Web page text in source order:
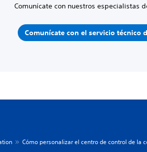
Comunícate con nuestros especialistas
Comunícate con el servicio técnico
Cómo personalizar el centro de control de la